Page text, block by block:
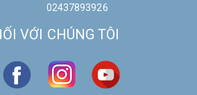
VỚI CHÚNG TÔI